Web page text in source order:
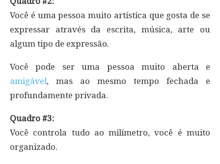
Você é uma pessoa muito artística que gosta de se
expressar através da escrita, música, arte ou
algum tipo de expressão.
Você pode ser uma pessoa muito aberta e
amigável, mas ao mesmo tempo fechada e
profundamente privada.
Quadro #3:
Você controla tudo ao milímetro, você é muito
organizado.